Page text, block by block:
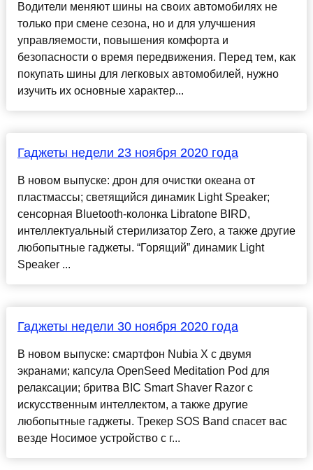
Водители меняют шины на своих автомобилях не
только при смене сезона, но и для улучшения
управляемости, повышения комфорта и
безопасности о время передвижения. Перед тем, как
покупать шины для легковых автомобилей, нужно
изучить их основные характер...
Гаджеты недели 23 ноября 2020 года
В новом выпуске: дрон для очистки океана от
пластмассы; светящийся динамик Light Speaker;
сенсорная Bluetooth-колонка Libratone BIRD,
интеллектуальный стерилизатор Zero, а также другие
любопытные гаджеты. “Горящий” динамик Light
Speaker ...
Гаджеты недели 30 ноября 2020 года
В новом выпуске: смартфон Nubia X с двумя
экранами; капсула OpenSeed Meditation Pod для
релаксации; бритва BIC Smart Shaver Razor с
искусственным интеллектом, а также другие
любопытные гаджеты. Трекер SOS Band спасет вас
везде Носимое устройство с г...